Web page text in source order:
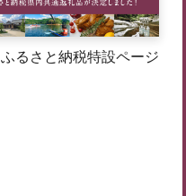
ふるさと納税特設ページ